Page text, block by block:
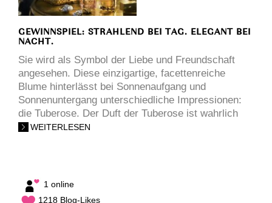
GEWINNSPIEL: STRAHLEND BEI TAG. ELEGANT BEI
NACHT.
Sie wird als Symbol der Liebe und Freundschaft
angesehen. Diese einzigartige, facettenreiche
Blume hinterlässt bei Sonnenaufgang und
Sonnenuntergang unterschiedliche Impressionen:
die Tuberose. Der Duft der Tuberose ist wahrlich
WEITERLESEN
1 online
1218 Blog-Likes